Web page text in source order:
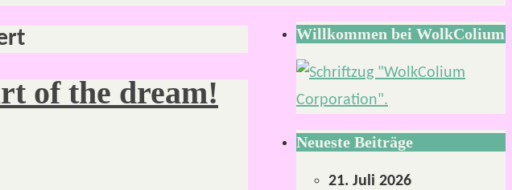
of the dream!
Willkommen bei WolkColium
Neueste Beiträge
21. Juli 2026